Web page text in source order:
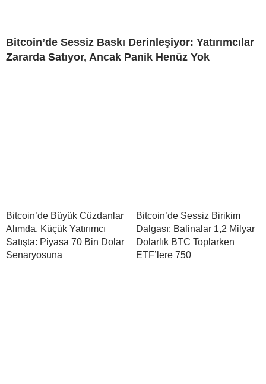
Bitcoin’de Sessiz Baskı Derinleşiyor: Yatırımcılar
Zararda Satıyor, Ancak Panik Henüz Yok
Bitcoin’de Büyük Cüzdanlar
Alımda, Küçük Yatırımcı
Satışta: Piyasa 70 Bin Dolar
Senaryosuna
Bitcoin’de Sessiz Birikim
Dalgası: Balinalar 1,2 Milyar
Dolarlık BTC Toplarken
ETF’lere 750